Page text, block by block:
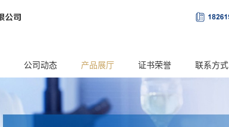
公司动态 产品展厅 证书荣誉 联系方式